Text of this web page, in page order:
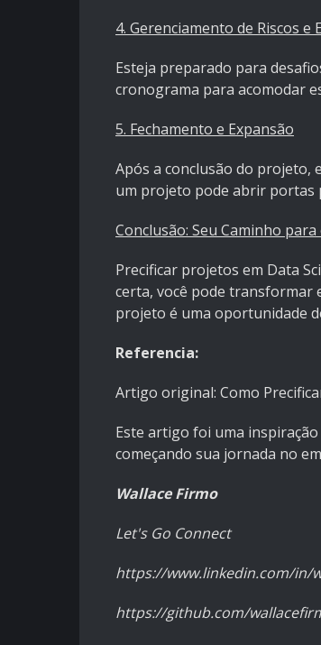
4. Gerenciamento de Riscos e
Esteja preparado para
cronograma para acomodar
5. Fechamento e Expansão
Após a conclusão do projeto,
um projeto pode abrir portas
Conclusão: Seu Caminho para
Precificar projetos em Data
certa, você pode transformar
projeto é uma oportunidade
Referencia:
Artigo original: Como
Este artigo foi uma
começando sua jornada no
Wallace Firmo
Let's Go Connect
https://www.linkedin.com/in/
https://github.com/